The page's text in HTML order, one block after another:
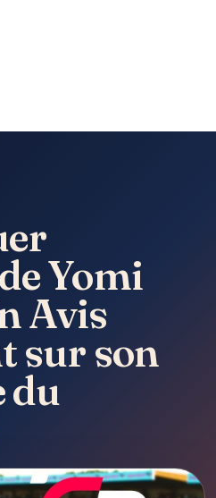
Yomi
Avis
sur son
du